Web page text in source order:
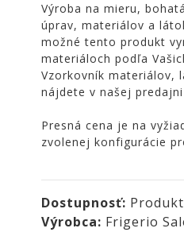
DOPLNKY
EXTERIÉROVÝ
VÔNE
CÔTE
NOIRE
dlažby
ATLAS
Výroba na mieru,
úprav, materiálov a
možné tento produkt
materiáloch podľa
Vzorkovník materiálov,
nájdete v našej
Presná cena je na
zvolenej konfigurácie
Dostupnosť:
Výrobca: Frigerio